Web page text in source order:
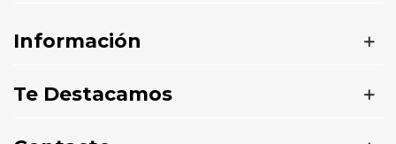
Información
Te Destacamos